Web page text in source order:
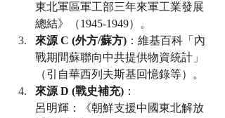
東北軍區軍工部三年來軍工業發展
總結》（1945-1949）。
來源 C (外方/蘇方) ：維基百科「內
戰期間蘇聯向中共提供物資統計」
（引自華西列夫斯基回憶錄等）。
來源 D (戰史補充) ：
呂明輝：《朝鮮支援中國東北解放